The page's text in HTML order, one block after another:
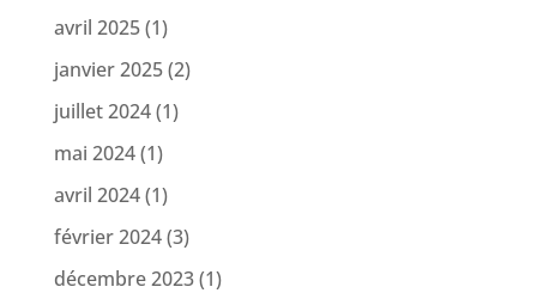
avril 2025(1)
janvier 2025(2)
juillet 2024(1)
mai 2024(1)
avril 2024(1)
février 2024(3)
décembre 2023(1)